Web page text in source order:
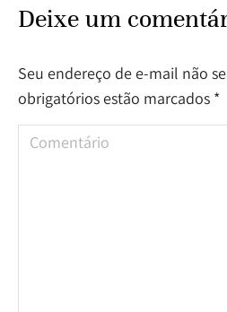
Deixe um
Seu endereço de e-mail não
obrigatórios estão marcados *
Comentário